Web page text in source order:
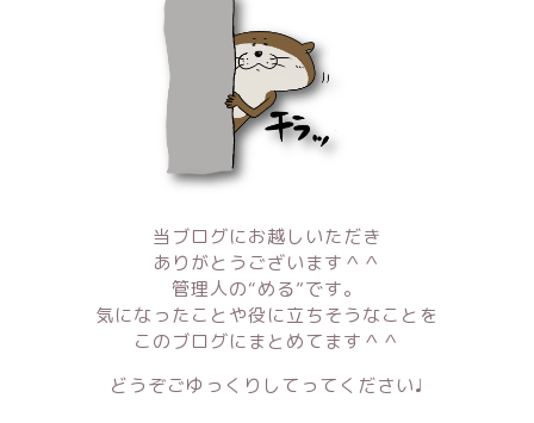
当ブログにお越しいただき
ありがとうございます＾＾
管理人の“める”です。
気になったことや役に立ちそうなことを
このブログにまとめてます＾＾
どうぞごゆっくりしてってください♩